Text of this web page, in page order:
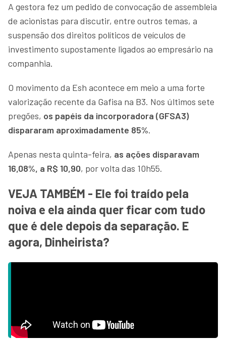
A gestora fez um pedido de convocação de assembleia
de acionistas para discutir, entre outros temas, a
suspensão dos direitos políticos de veículos de
investimento supostamente ligados ao empresário na
companhia.
O movimento da Esh acontece em meio a uma forte
valorização recente da Gafisa na B3. Nos últimos sete
pregões, os papéis da incorporadora (GFSA3)
dispararam aproximadamente 85%.
Apenas nesta quinta-feira, as ações disparavam
16,08%, a R$ 10,90, por volta das 10h55.
VEJA TAMBÉM - Ele foi traído pela
noiva e ela ainda quer ficar com tudo
que é dele depois da separação. E
agora, Dinheirista?